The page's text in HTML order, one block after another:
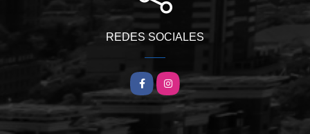
REDES SOCIALES
FacebookInstagram